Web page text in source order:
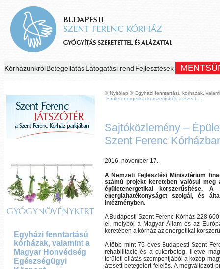
KórházunkrólBetegellátásLátogatási rend Fejlesztések
GYÓGYNÖVÉNYKERT
Egyházi fenntartású
kórházak, valamint a
Magyar Honvédség
Egészségügyi
Nyitólap
Egyházi fenntartású kórházak,
Épületenergetikai korszerűsítés a Szent ...
Sajtóközlemény –
Szent Ferenc
2016. november 17.
A Nemzeti Fejlesztési Minisztérium
számú projekt keretébenvalósul meg
épületenergetikai korszerűsítése.
energiahatékonyságot szolgál, és
intézményben.
A Budapesti Szent Ferenc Kórház 228
el, melyből a Magyar Állam és az
keretében a kórház az energetikai
A több mint 75 éves Budapesti Szent
rehabilitáció és a cukorbeteg, illetve
területi ellátás szempontjából a közép-
átesett betegeiért felelős. A megváltozott